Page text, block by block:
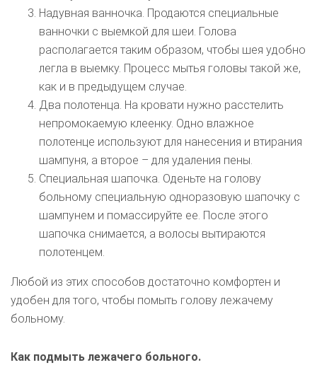
Надувная ванночка. Продаются специальные
ванночки с выемкой для шеи. Голова
располагается таким образом, чтобы шея удобно
легла в выемку. Процесс мытья головы такой же,
как и в предыдущем случае.
Два полотенца. На кровати нужно расстелить
непромокаемую клеенку. Одно влажное
полотенце используют для нанесения и втирания
шампуня, а второе – для удаления пены.
Специальная шапочка. Оденьте на голову
больному специальную одноразовую шапочку с
шампунем и помассируйте ее. После этого
шапочка снимается, а волосы вытираются
полотенцем.
Любой из этих способов достаточно комфортен и
удобен для того, чтобы помыть голову лежачему
больному.
Как подмыть лежачего больного.